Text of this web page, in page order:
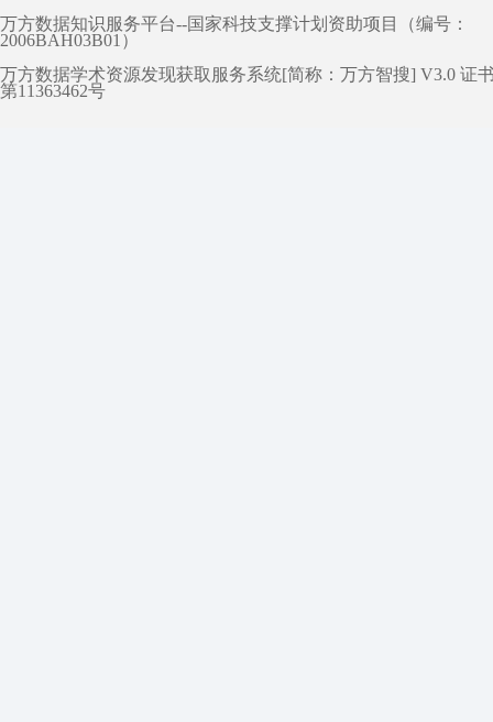
万方数据知识服务平台--国家科技支撑计划资助项目（编号：
2006BAH03B01）
万方数据学术资源发现获取服务系统[简称：万方智搜] V3.0 证
第11363462号